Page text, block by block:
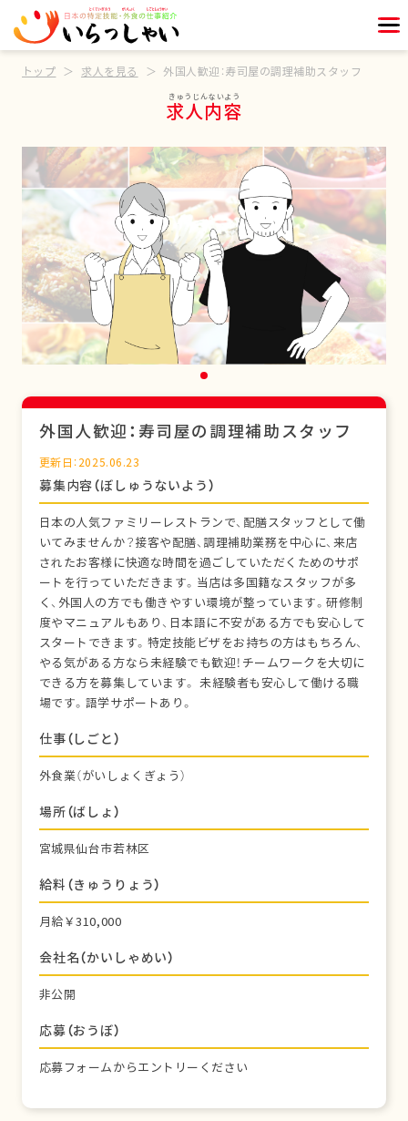
トップ 求人を見る 外国人歓迎：寿司屋の調理補助スタッフ
求人内容
外国人歓迎：寿司屋の調理補助スタッフ
更新日：2025.06.23
募集内容（ぼしゅうないよう）
日本の人気ファミリーレストランで、配膳スタッフとして働
いてみませんか？接客や配膳、調理補助業務を中心に、来店
されたお客様に快適な時間を過ごしていただくためのサポ
ートを行っていただきます。当店は多国籍なスタッフが多
く、外国人の方でも働きやすい環境が整っています。研修制
度やマニュアルもあり、日本語に不安がある方でも安心して
スタートできます。特定技能ビザをお持ちの方はもちろん、
やる気がある方なら未経験でも歓迎！チームワークを大切に
できる方を募集しています。 未経験者も安心して働ける職
場です。語学サポートあり。
仕事（しごと）
外食業（がいしょくぎょう）
場所（ばしょ）
宮城県仙台市若林区
給料（きゅうりょう）
月給￥310,000
会社名（かいしゃめい）
非公開
応募（おうぼ）
応募フォームからエントリーください